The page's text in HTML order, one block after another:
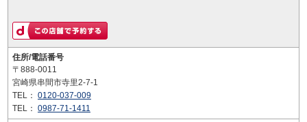
住所/電話番号
〒888-0011
宮崎県串間市寺里2-7-1
TEL： 0120-037-009
TEL： 0987-71-1411